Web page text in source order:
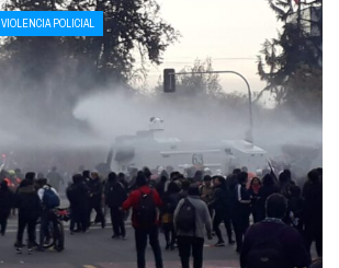
VIOLENCIA POLICIAL